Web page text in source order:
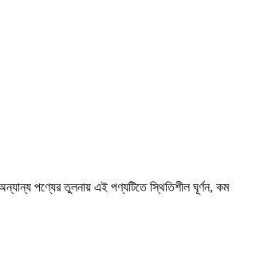
পণ্যের তুলনায় এই পণ্যটিতে স্থিতিশীল ঘূর্ণন, কম